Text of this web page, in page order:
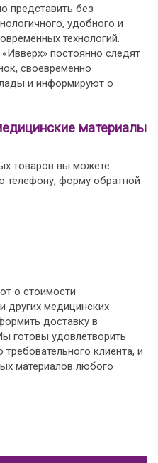
представить без
удобного и
технологий.
постоянно следят
своевременно
и информируют о
материалы
товаров вы можете
телефону, форму обратной
о стоимости
других медицинских
доставку в
готовы удовлетворить
клиента, и
материалов любого